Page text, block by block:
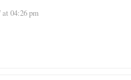
04:26 pm